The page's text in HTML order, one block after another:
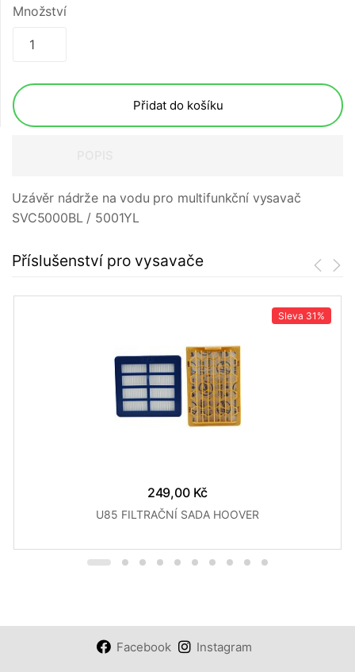
Množství
Přidat do košíku
Uzávěr nádrže na vodu pro multifunkční vysavač
SVC5000BL / 5001YL
Příslušenství pro vysavače
Sleva 31%
249,00 Kč
U85 FILTRAČNÍ SADA HOOVER
Facebook Instagram